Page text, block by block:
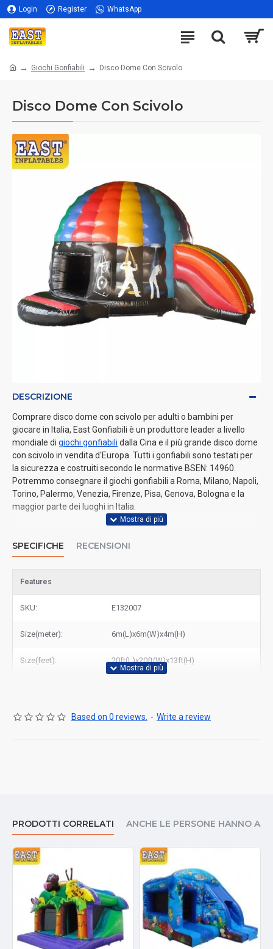
Login Register WhatsApp
Giochi Gonfiabili Disco Dome Con Scivolo
Disco Dome Con Scivolo
DESCRIZIONE
Comprare disco dome con scivolo per adulti o bambini per
giocare in Italia, East Gonfiabili è un produttore leader a livello
mondiale di giochi gonfiabili dalla Cina e il più grande disco dome
con scivolo in vendita d'Europa. Tutti i gonfiabili sono testati per
la sicurezza e costruiti secondo le normative BSEN: 14960.
Potremmo consegnare il giochi gonfiabili a Roma, Milano, Napoli,
Torino, Palermo, Venezia, Firenze, Pisa, Genova, Bologna e la
maggior parte dei luoghi in Italia.
SPECIFICHE RECENSIONI
Features
SKU: E132007
Size(meter): 6m(L)x6m(W)x4m(H)
Size(feet): 20ft(L)x20ft(W)x13ft(H)
Based on 0 reviews. - Write a review
PRODOTTI CORRELATI ANCHE LE PERSONE HANNO